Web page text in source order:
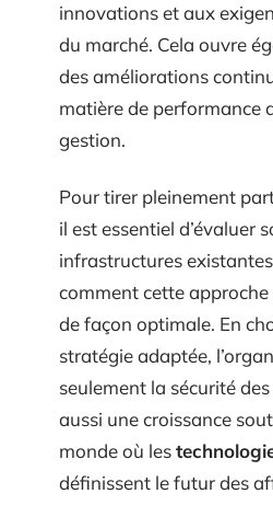
innovations et aux
du marché. Cela ouvre
des améliorations
matière de performance
gestion.
Pour tirer pleinement
il est essentiel d’évaluer
infrastructures
comment cette
de façon optimale. En
stratégie adaptée,
seulement la sécurité
aussi une croissance
monde où les
définissent le futur des